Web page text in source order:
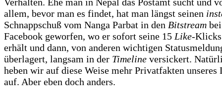
allem, bevor man es findet, hat man längst seinen
Schnappschuß vom Nanga Parbat in den Bitstream bei
Facebook geworfen, wo er sofort seine 15 Like-
erhält und dann, von anderen wichtigen
überlagert, langsam in der Timeline versickert.
heben wir auf diese Weise mehr Privatfakten unseres
auf. Aber eben doch anders.